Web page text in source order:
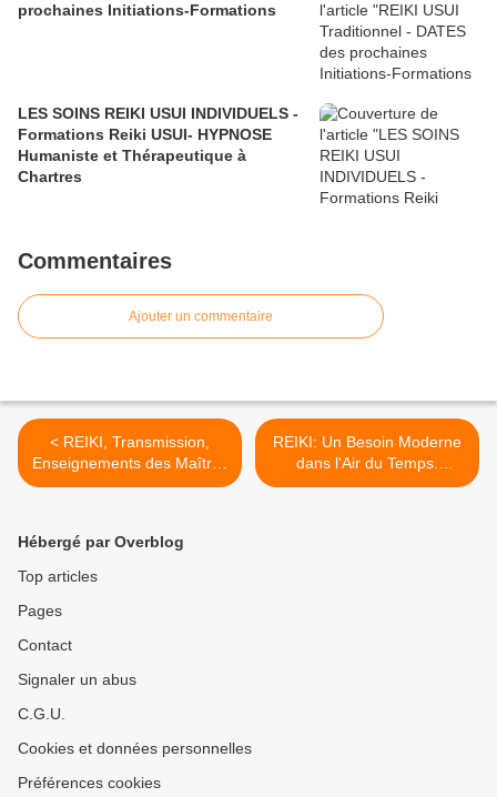
prochaines Initiations-Formations
LES SOINS REIKI USUI INDIVIDUELS -
Formations Reiki USUI- HYPNOSE
Humaniste et Thérapeutique à
Chartres
Commentaires
Ajouter un commentaire
< REIKI, Transmission,
Enseignements des Maîtres
et Accompagnement
REIKI: Un Besoin Moderne
dans l'Air du Temps.
Connexion des objets,
Hébergé par Overblog
Top articles
Pages
Contact
Signaler un abus
C.G.U.
Cookies et données personnelles
Préférences cookies